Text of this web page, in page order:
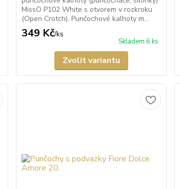
MissO P102 White s otvorem v rozkroku
(Open Crotch). Punčochové kalhoty m...
349 Kč/ks
Skladem 6 ks
Zvolit variantu